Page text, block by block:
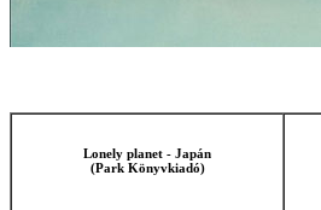
Lonely planet - Japán
(Park Könyvkiadó)